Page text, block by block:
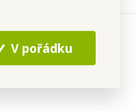
V pořádku